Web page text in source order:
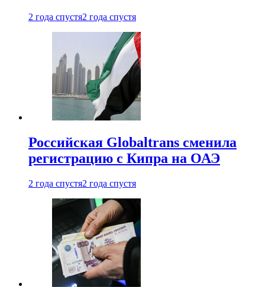
2 года спустя2 года спустя
Российская Globaltrans сменила
регистрацию с Кипра на ОАЭ
2 года спустя2 года спустя